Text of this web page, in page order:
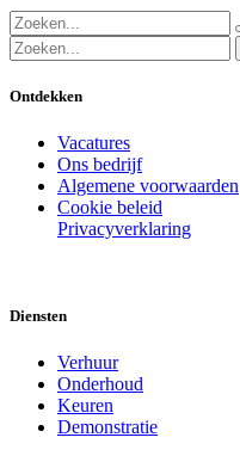
Ontdekken
Vacatures
Ons bedrijf
Algemene voorwaarden
Cookie beleid
Privacyverklaring
Diensten
Verhuur
Onderhoud
Keuren
Demonstratie